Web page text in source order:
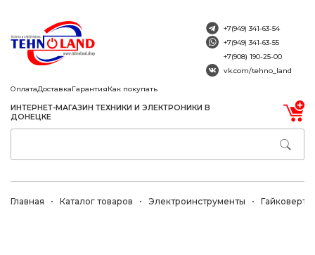
ОплатаДоставкаГарантияКак покупать
ИНТЕРНЕТ-МАГАЗИН ТЕХНИКИ И ЭЛЕКТРОНИКИ В
ДОНЕЦКЕ
+7(949) 341-63-54
+7(949) 341-63-55
+7(908) 190-25-00
vk.com/tehno_land
Главная Каталог товаров Электроинструменты Гайковерты